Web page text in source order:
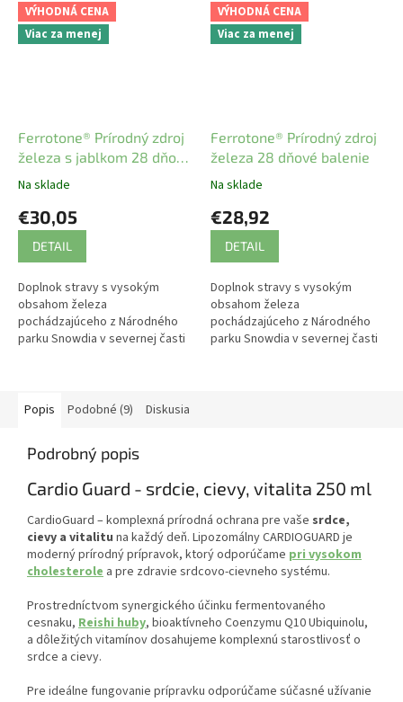
VÝHODNÁ CENA
Viac za menej
Ferrotone® Prírodný zdroj
železa s jablkom 28 dňové
balenie
Na sklade
€30,05
DETAIL
Doplnok stravy s vysokým
obsahom železa
pochádzajúceho z Národného
parku Snowdia v severnej časti
VÝHODNÁ CENA
Viac za menej
Ferrotone® Prírodný zdroj
železa 28 dňové balenie
Na sklade
€28,92
DETAIL
Doplnok stravy s vysokým
obsahom železa
pochádzajúceho z Národného
parku Snowdia v severnej časti
Popis
Podobné (9) Diskusia
Podrobný popis
Cardio Guard - srdcie, cievy, vitalita 250 ml
CardioGuard – komplexná prírodná ochrana pre vaše srdce,
cievy a vitalitu na každý deň. Lipozomálny CARDIOGUARD je
moderný prírodný prípravok, ktorý odporúčame pri vysokom
cholesterole a pre zdravie srdcovo-cievneho systému.
Prostredníctvom synergického účinku fermentovaného
cesnaku, Reishi huby, bioaktívneho Coenzymu Q10 Ubiquinolu,
a dôležitých vitamínov dosahujeme komplexnú starostlivosť o
srdce a cievy.
Pre ideálne fungovanie prípravku odporúčame súčasné užívanie